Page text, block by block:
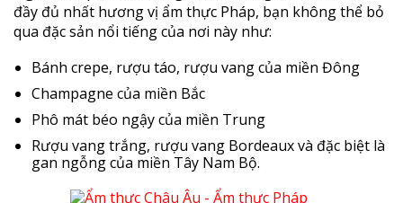
đầy đủ nhất hương vị ẩm thực Pháp, bạn không thể bỏ
qua đặc sản nổi tiếng của nơi này như:
Bánh crepe, rượu táo, rượu vang của miền Đông
Champagne của miền Bắc
Phô mát béo ngậy của miền Trung
Rượu vang trắng, rượu vang Bordeaux và đặc biệt là
gan ngỗngcủa miền Tây Nam Bộ.